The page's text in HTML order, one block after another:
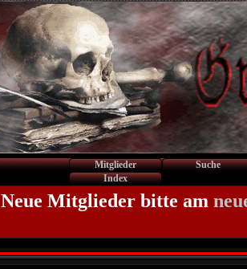
Mitglieder
Suche
Index
Neue Mitglieder bitte am